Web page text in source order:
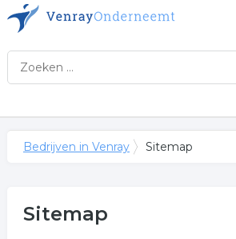
Bedrijven in Venray Sitemap
Sitemap